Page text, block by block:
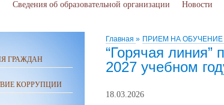
Главная » ПРИЕМ НА ОБУЧЕНИЕ
“Горячая
2027 учебном
18.03.2026
ГРАЖДАН
КОРРУПЦИИ
Сведения об образовательной организации Новости